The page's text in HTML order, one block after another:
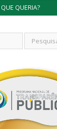
QUERIA?